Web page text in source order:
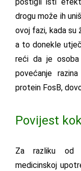
drogu može ih
ovoj fazi, kada su
a to donekle
reći da je osoba
povećanje
protein FosB,
Povijest
Za razliku od
medicinskoj